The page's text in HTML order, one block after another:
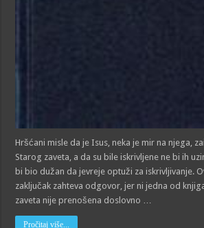
Hršćani misle da je Isus, neka je mir na njega,
Starog zaveta, a da su bile iskrivljene ne bi ih
bi bio dužan da jevreje optuži za iskrivljivanje.
zaključak zahteva odgovor, jer ni jedna od
zaveta nije prenošena doslovno …
Pročitaj više...